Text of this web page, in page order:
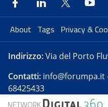
About Tags Privacy &
Indirizzo:Via del Porto
Contatti: info@forumpa.it
68425433